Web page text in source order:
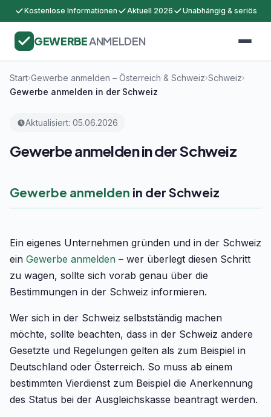
Kostenlose Informationen Aktuell 2026 Unabhängig & seriös
GEWERBEANMELDEN
Start›Gewerbe anmelden – Österreich & Schweiz›Schweiz›
Gewerbe anmelden in der Schweiz
Aktualisiert: 05.06.2026
Gewerbe anmelden in der Schweiz
Gewerbe anmelden in der Schweiz
Ein eigenes Unternehmen gründen und in der Schweiz
ein Gewerbe anmelden – wer überlegt diesen Schritt
zu wagen, sollte sich vorab genau über die
Bestimmungen in der Schweiz informieren.
Wer sich in der Schweiz selbstständig machen
möchte, sollte beachten, dass in der Schweiz andere
Gesetzte und Regelungen gelten als zum Beispiel in
Deutschland oder Österreich. So muss ab einem
bestimmten Vierdienst zum Beispiel die Anerkennung
des Status bei der Ausgleichskasse beantragt werden.